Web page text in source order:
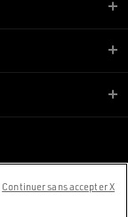
difficultés ?
Continuer sans accepter X